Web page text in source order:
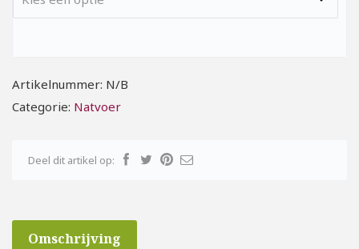
Artikelnummer: N/B
Categorie: Natvoer
Deel dit artikel op:
Omschrijving